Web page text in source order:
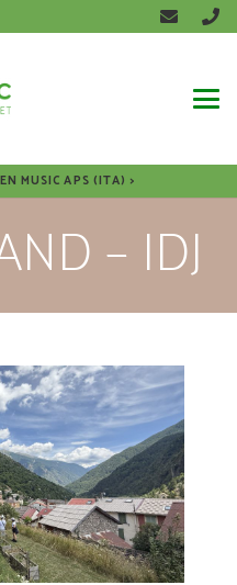
MUSIC APS (ITA) >
– IDJ